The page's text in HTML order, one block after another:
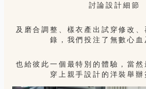
討論設計細節
及磨合調整、樣衣產出試穿修改
錄，我們投注了無數心血
也給彼此一個最特別的體驗，當
穿上親手設計的洋裝舉辦